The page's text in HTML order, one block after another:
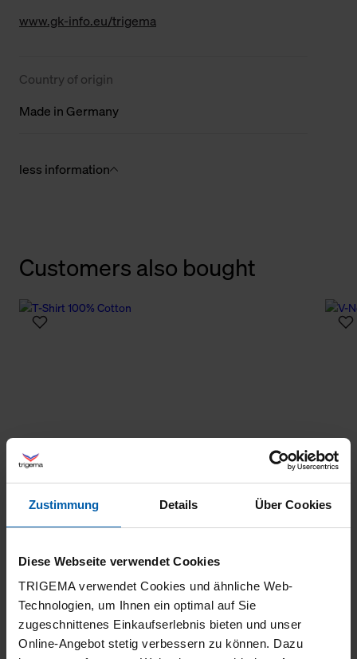
Zustimmung Details Über Cookies
Diese Webseite verwendet Cookies
TRIGEMA verwendet Cookies und ähnliche Web-
Technologien, um Ihnen ein optimal auf Sie
zugeschnittenes Einkaufserlebnis bieten und unser
Online-Angebot stetig verbessern zu können. Dazu
www.gk-info.eu/trigema
Country of origin
Made in Germany
less information
Customers also bought